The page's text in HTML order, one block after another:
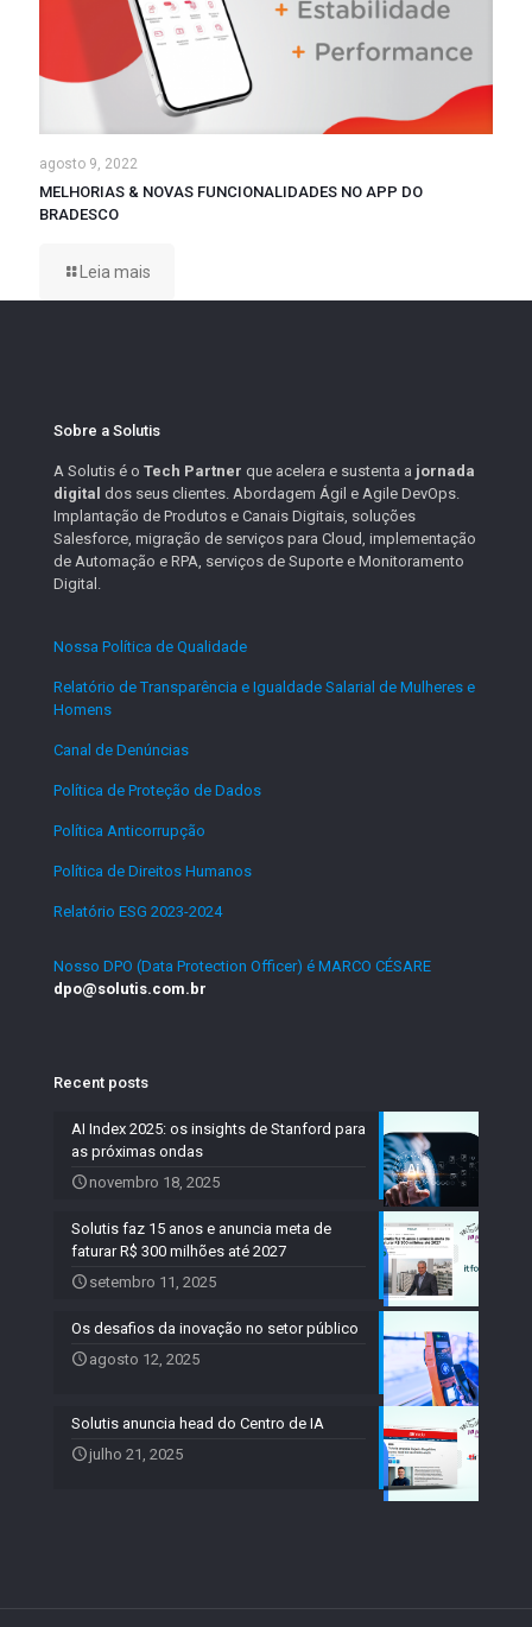
agosto 9, 2022
MELHORIAS & NOVAS FUNCIONALIDADES NO APP DO
BRADESCO
Leia mais
Sobre a Solutis
A Solutis é o Tech Partner que acelera e sustenta a jornada
digital dos seus clientes. Abordagem Ágil e Agile DevOps.
Implantação de Produtos e Canais Digitais, soluções
Salesforce, migração de serviços para Cloud, implementação
de Automação e RPA, serviços de Suporte e Monitoramento
Digital.
Nossa Política de Qualidade
Relatório de Transparência e Igualdade Salarial de Mulheres e
Homens
Canal de Denúncias
Política de Proteção de Dados
Política Anticorrupção
Política de Direitos Humanos
Relatório ESG 2023-2024.
Nosso DPO (Data Protection Officer) é MARCO CÉSARE
dpo@solutis.com.br
Recent posts
AI Index 2025: os insights de Stanford para
as próximas ondas
novembro 18, 2025
Solutis faz 15 anos e anuncia meta de
faturar R$ 300 milhões até 2027
setembro 11, 2025
Os desafios da inovação no setor público
agosto 12, 2025
Solutis anuncia head do Centro de IA
julho 21, 2025